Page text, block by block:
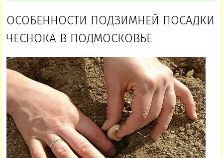
ОСОБЕННОСТИ ПОДЗИМНЕЙ ПОСАДКИ
ЧЕСНОКА В ПОДМОСКОВЬЕ